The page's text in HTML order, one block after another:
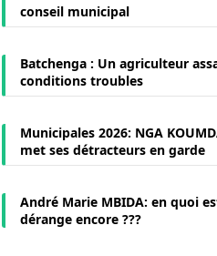
conseil municipal
Batchenga : Un agriculteur
conditions troubles
Municipales 2026: NGA
met ses détracteurs en garde
André Marie MBIDA: en quoi
dérange encore ???